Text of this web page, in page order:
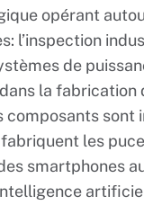
opérant
l’inspection
de
la fabrication
composants sont
les
smartphones